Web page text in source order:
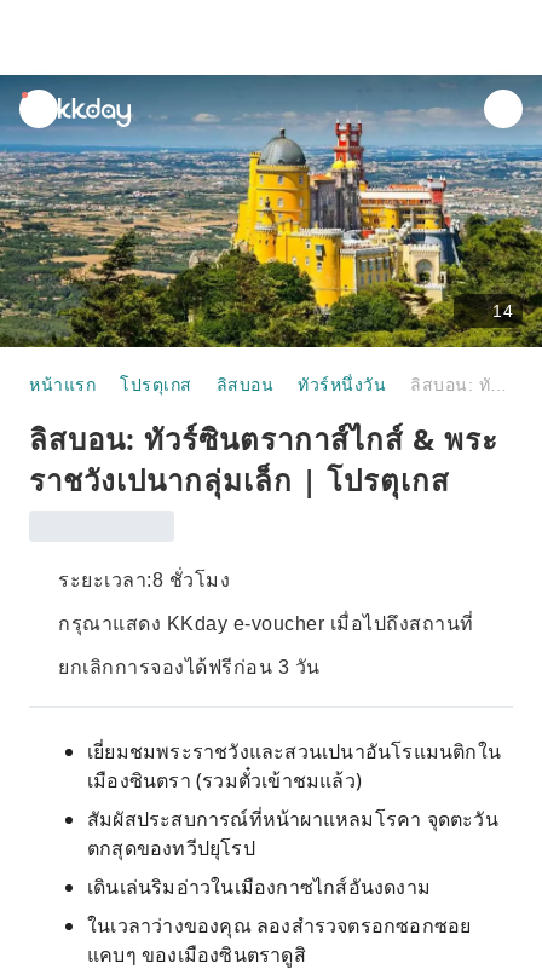
unread
notifications
14
หน้าแรก โปรตุเกส ลิสบอน ทัวร์หนึ่งวัน
ลิสบอน: ทัวร์ซินตรากาส์ไกส์ & พระ
ราชวังเปนากลุ่มเล็ก | โปรตุเกส
ระยะเวลา:8 ชั่วโมง
กรุณาแสดง KKday e-voucher เมื่อไปถึงสถานที่
ยกเลิกการจองได้ฟรีก่อน 3 วัน
เยี่ยมชมพระราชวังและสวนเปนาอันโรแมนติกใน
เมืองซินตรา (รวมตั๋วเข้าชมแล้ว)
สัมผัสประสบการณ์ที่หน้าผาแหลมโรคา จุดตะวัน
ตกสุดของทวีปยุโรป
เดินเล่นริมอ่าวในเมืองกาซไกส์อันงดงาม
ในเวลาว่างของคุณ ลองสำรวจตรอกซอกซอย
แคบๆ ของเมืองซินตราดูสิ